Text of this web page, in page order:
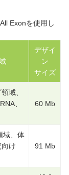
Exonを使用し
デザイ
ン
サイズ
域、
、
60 Mb
域、体
け
91 Mb